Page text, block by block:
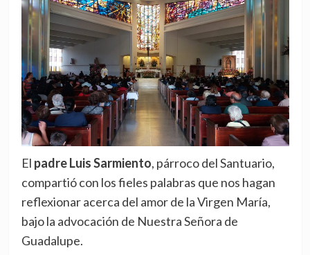
El padre Luis Sarmiento, párroco del Santuario,
compartió con los fieles palabras que nos hagan
reflexionar acerca del amor de la Virgen María,
bajo la advocación de Nuestra Señora de
Guadalupe.